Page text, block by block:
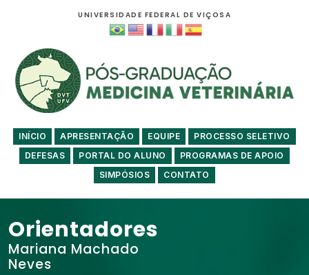
UNIVERSIDADE FEDERAL DE VIÇOSA
INÍCIO APRESENTAÇÃO EQUIPE
PROCESSO SELETIVO
DEFESAS
PORTAL DO ALUNO
PROGRAMAS DE APOIO
SIMPÓSIOS
CONTATO
Orientadores
Mariana Machado
Neves